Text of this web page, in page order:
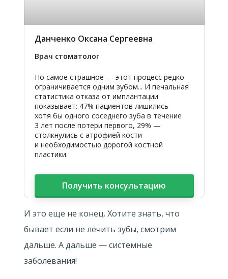
Данченко Оксана Сергеевна
Врач стоматолог
Но самое страшное — этот процесс редко
ограничивается одним зубом... И печальная
статистика отказа от имплантации
показывает: 47% пациентов лишились
хотя бы одного соседнего зуба в течение
3 лет после потери первого, 29% —
столкнулись с атрофией кости
и необходимостью дорогой костной
пластики.
Получить консультацию
И это еще не конец. Хотите знать, что
бывает если не лечить зубы, смотрим
дальше. А дальше — системные
заболевания!